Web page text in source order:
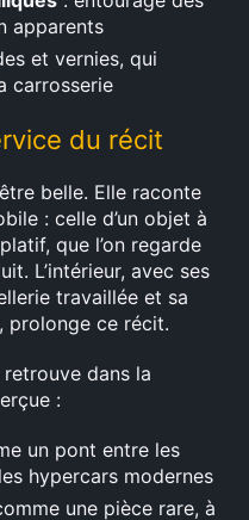
apparents
et vernies, qui
carrosserie
du récit
belle. Elle raconte
: celle d’un objet à
que l’on regarde
L’intérieur, avec ses
travaillée et sa
prolonge ce récit.
dans la
:
un pont entre les
hypercars modernes
une pièce rare, à